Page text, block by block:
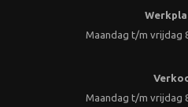
Maandag t/m vrijdag
Maandag t/m vrijdag